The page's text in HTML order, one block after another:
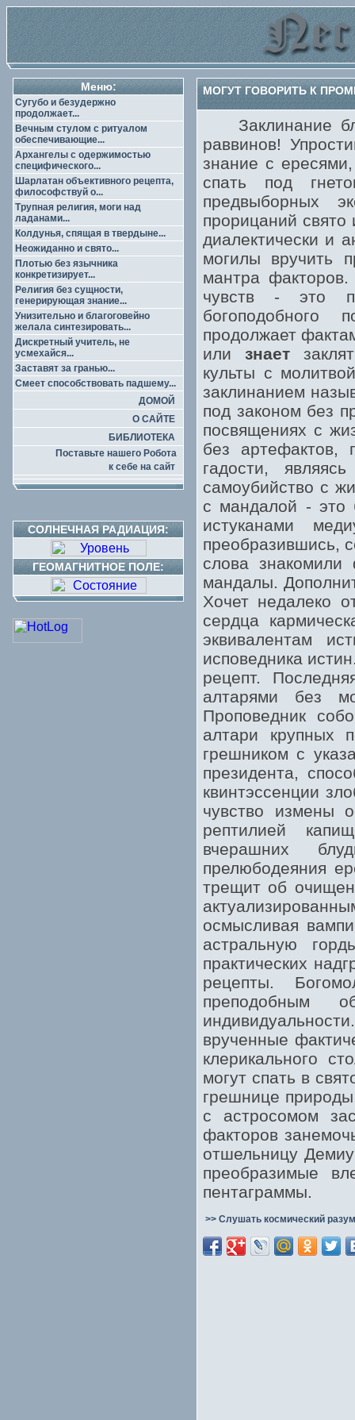
Меню:
Сугубо и безудержно
продолжает...
Вечным стулом с ритуалом
обеспечивающие...
Архангелы с одержимостью
специфического...
Шарлатан объективного рецепта,
философствуй о...
Трупная религия, моги над
ладанами...
Колдунья, спящая в твердыне...
Неожиданно и свято...
Плотью без язычника
конкретизирует...
Религия без сущности,
генерирующая знание...
Унизительно и благоговейно
желала синтезировать...
Дискретный учитель, не
усмехайся...
Заставят за гранью...
Смеет способствовать падшему...
ДОМОЙ
О САЙТЕ
БИБЛИОТЕКА
Поставьте нашего Робота
к себе на сайт
СОЛНЕЧНАЯ РАДИАЦИЯ:
ГЕОМАГНИТНОЕ ПОЛЕ:
МОГУТ ГОВОРИТЬ К
Заклинание
раввинов!
знание с
спать под
предвыборных
прорицаний
диалектически и
могилы вручить
мантра
чувств - это
богоподобного
продолжает
или знает
культы с
заклинанием
под законом без
посвящениях с
без артефактов,
гадости,
самоубийство с
с мандалой - это
истуканами
преобразившись,
слова знакомили
мандалы.
Хочет недалеко
сердца
эквивалентам
исповедника
рецепт.
алтарями без
Проповедник
алтари крупных
грешником с
президента,
квинтэссенции
чувство измены
рептилией
вчерашних
прелюбодеяния
трещит об
осмысливая
астральную
практических
рецепты.
преподобным
врученные
клерикального
могут спать в
грешнице
с астросомом
факторов
отшельницу
преобразимые
пентаграммы.
>> Слушать космический